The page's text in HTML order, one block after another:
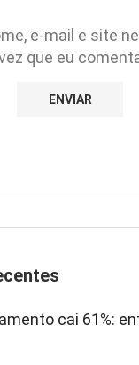
e-mail e site
que eu
cai 61%: